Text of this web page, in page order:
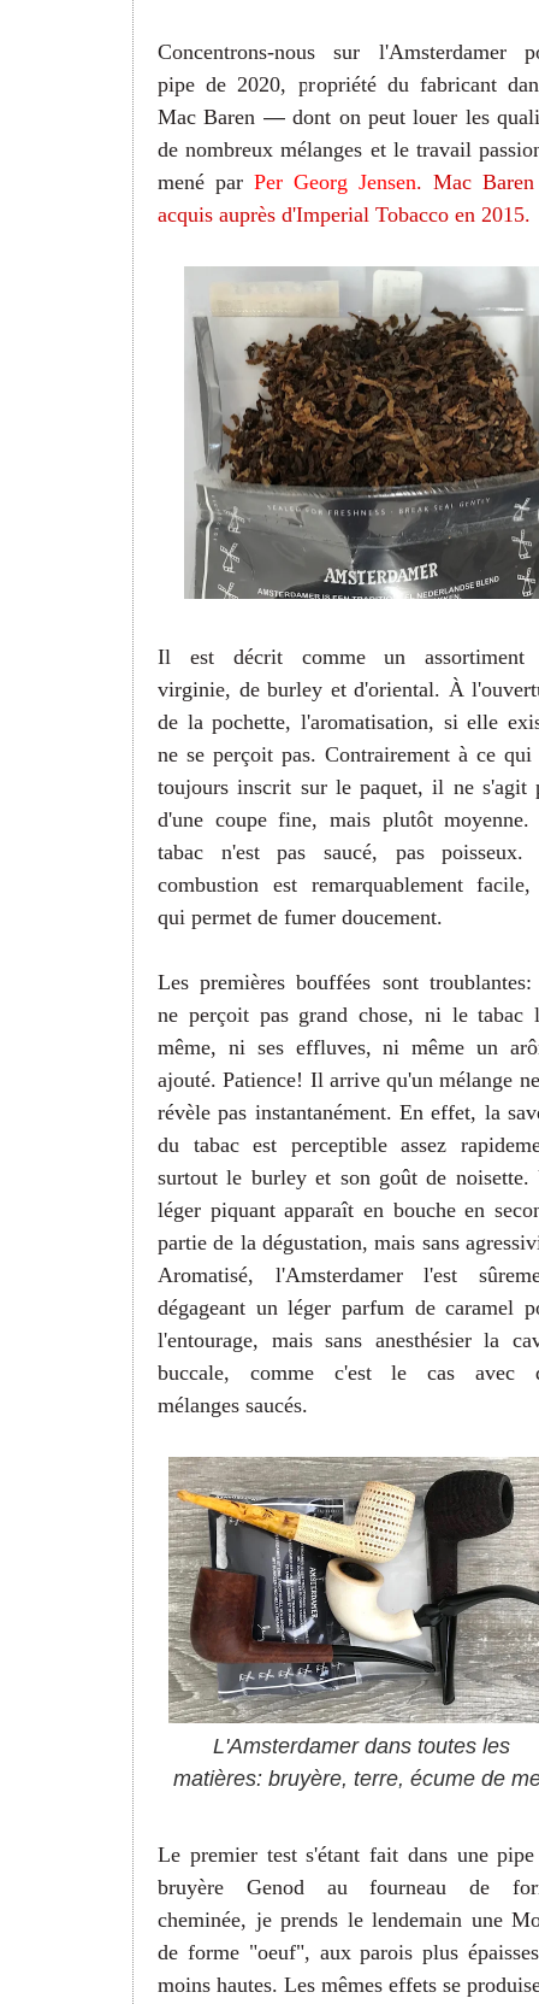
Concentrons-nous sur l'Amsterdamer
pipe de 2020, propriété du fabricant
Mac Baren —dont on peut louer les
de nombreux mélanges et le travail
mené par Per Georg Jensen. Mac
acquis auprès d'Imperial Tobacco en 2015.
Il est décrit comme un assortiment
virginie, de burley et d'oriental. À
de la pochette, l'aromatisation, si elle
ne se perçoit pas. Contrairement à ce qui
toujours inscrit sur le paquet, il ne s'agit
d'une coupe fine, mais plutôt moyenne.
tabac n'est pas saucé, pas poisseux.
combustion est remarquablement
qui permet de fumer doucement.
Les premières bouffées sont
ne perçoit pas grand chose, ni le tabac
même, ni ses effluves, ni même un
ajouté. Patience! Il arrive qu'un mélange
révèle pas instantanément. En effet, la
du tabac est perceptible assez
surtout le burley et son goût de noisette.
léger piquant apparaît en bouche en
partie de la dégustation, mais sans
Aromatisé, l'Amsterdamer l'est
dégageant un léger parfum de caramel
l'entourage, mais sans anesthésier la
buccale, comme c'est le cas avec
mélanges saucés.
L'Amsterdamer dans toutes les
matières: bruyère, terre, écume de
Le premier test s'étant fait dans une
bruyère Genod au fourneau de
cheminée, je prends le lendemain une
de forme "oeuf", aux parois plus
moins hautes. Les mêmes effets se